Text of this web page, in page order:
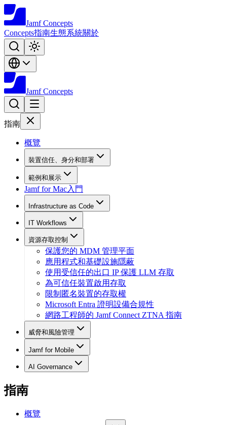
Jamf Concepts
Concepts指南生態系統關於
Jamf Concepts
指南
概覽
裝置信任、身分和部署
範例和展示
Jamf for Mac入門
Infrastructure as Code
IT Workflows
資源存取控制
保護您的 MDM 管理平面
應用程式和基礎設施隱蔽
使用受信任的出口 IP 保護 LLM 存取
為可信任裝置啟用存取
限制匿名裝置的存取權
Microsoft Entra 證明設備合規性
網路工程師的 Jamf Connect ZTNA 指南
威脅和風險管理
Jamf for Mobile
AI Governance
指南
概覽